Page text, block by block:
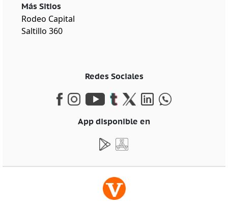
Más Sitios
Rodeo Capital
Saltillo 360
Redes Sociales
App disponible en